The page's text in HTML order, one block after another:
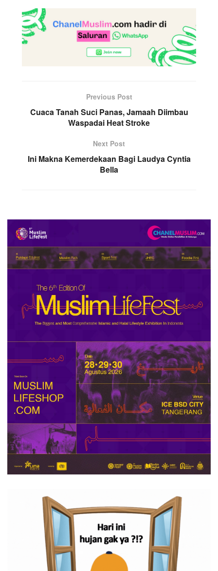
Previous Post
Cuaca Tanah Suci Panas, Jamaah Diimbau
Waspadai Heat Stroke
Next Post
Ini Makna Kemerdekaan Bagi Laudya Cyntia
Bella